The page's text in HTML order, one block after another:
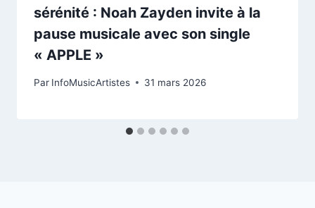
sérénité : Noah Zayden invite à la
pause musicale avec son single
« APPLE »
Par InfoMusicArtistes 31 mars 2026